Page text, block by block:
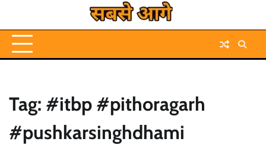
Tag: #itbp #pithoragarh
#pushkarsinghdhami